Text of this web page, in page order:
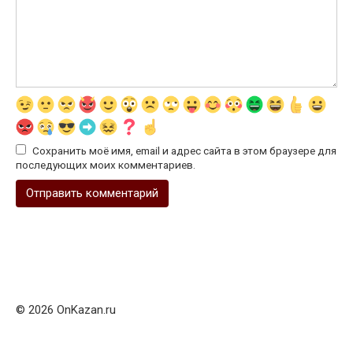
Сохранить моё имя, email и адрес сайта в этом браузере для
последующих моих комментариев.
© 2026 OnKazan.ru